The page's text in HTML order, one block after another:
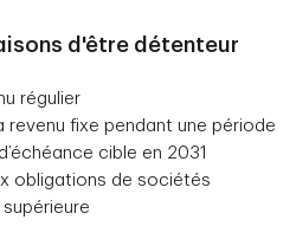
d'être détenteur
régulier
revenu fixe pendant une période
cible en 2031
obligations de sociétés